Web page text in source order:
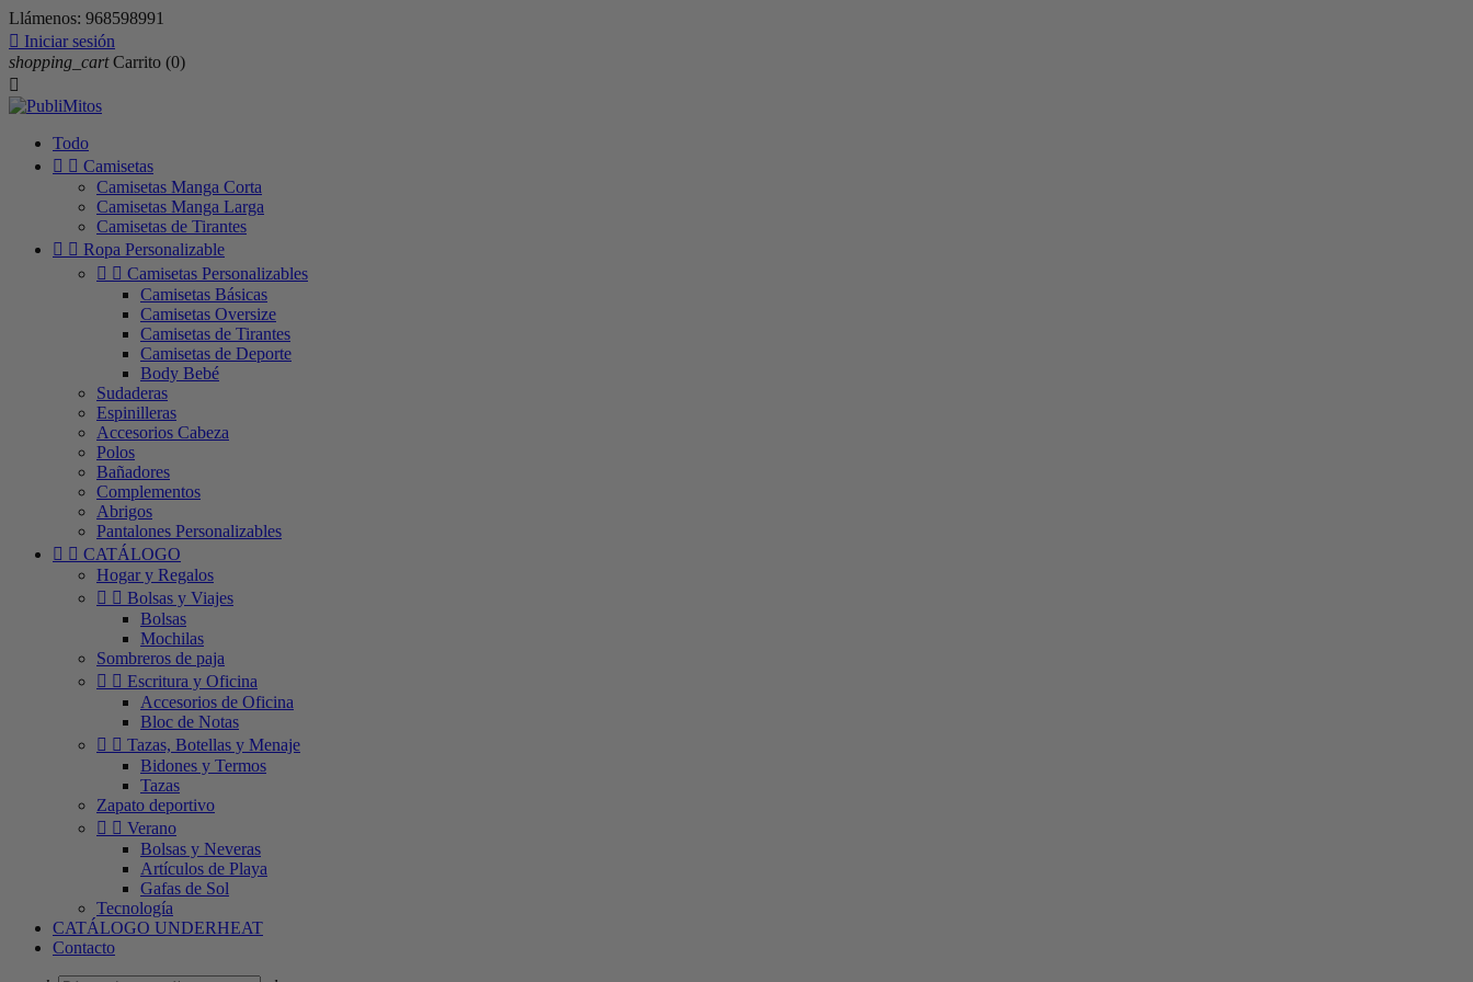
Llámenos: 968598991
 Iniciar sesión
shopping_cart Carrito (0)

Todo
  Camisetas
Camisetas Manga Corta
Camisetas Manga Larga
Camisetas de Tirantes
  Ropa Personalizable
  Camisetas Personalizables
Camisetas Básicas
Camisetas Oversize
Camisetas de Tirantes
Camisetas de Deporte
Body Bebé
Sudaderas
Espinilleras
Accesorios Cabeza
Polos
Bañadores
Complementos
Abrigos
Pantalones Personalizables
  CATÁLOGO
Hogar y Regalos
  Bolsas y Viajes
Bolsas
Mochilas
Sombreros de paja
  Escritura y Oficina
Accesorios de Oficina
Bloc de Notas
  Tazas, Botellas y Menaje
Bidones y Termos
Tazas
Zapato deportivo
  Verano
Bolsas y Neveras
Artículos de Playa
Gafas de Sol
Tecnología
CATÁLOGO UNDERHEAT
Contacto